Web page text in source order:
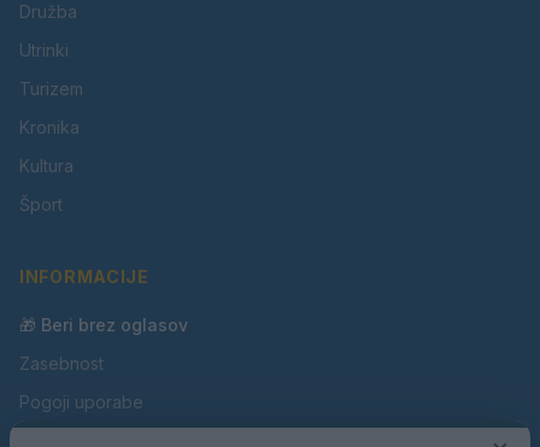
Družba
Utrinki
Turizem
Kronika
Kultura
Šport
INFORMACIJE
🎁 Beri brez oglasov
Zasebnost
Pogoji uporabe